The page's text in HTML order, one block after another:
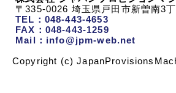
〒335-0026 埼玉県戸田市新曽南3
TEL：048-443-4653
FAX：048-443-1259
Mail：info@jpm-web.net
Copyright (c)